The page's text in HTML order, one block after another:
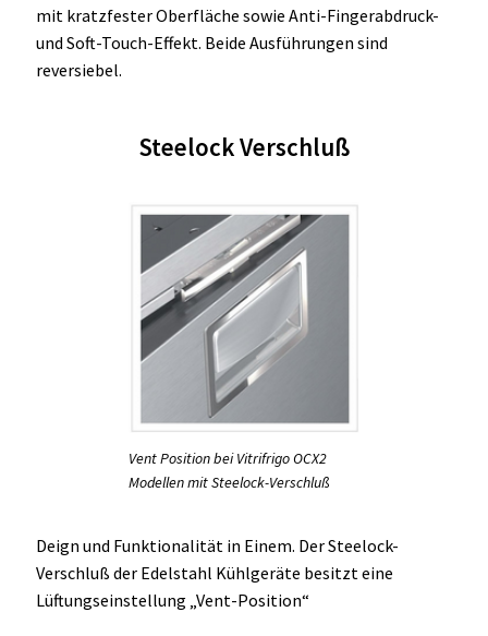
mit kratzfester Oberfläche sowie Anti-Fingerabdruck-
und Soft-Touch-Effekt. Beide Ausführungen sind
reversiebel.
Steelock Verschluß
Vent Position bei Vitrifrigo OCX2
Modellen mit Steelock-Verschluß
Deign und Funktionalität in Einem. Der Steelock-
Verschluß der Edelstahl Kühlgeräte besitzt eine
Lüftungseinstellung „Vent-Position“